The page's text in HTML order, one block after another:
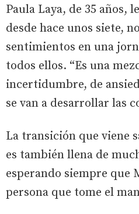
Paula Laya, de 35 años,
desde hace unos siete,
sentimientos en una
todos ellos. “Es una
incertidumbre, de
se van a desarrollar las
La transición que viene
es también llena de
esperando siempre que
persona que tome el